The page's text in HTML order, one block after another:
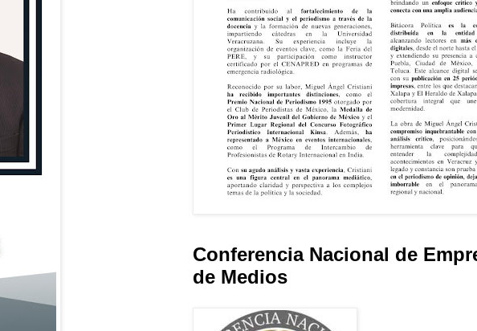
Conferencia Nacional de
de Medios